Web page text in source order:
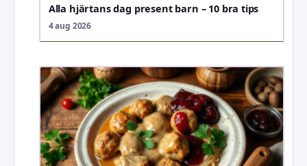
Alla hjärtans dag present barn – 10 bra tips
4 aug 2026